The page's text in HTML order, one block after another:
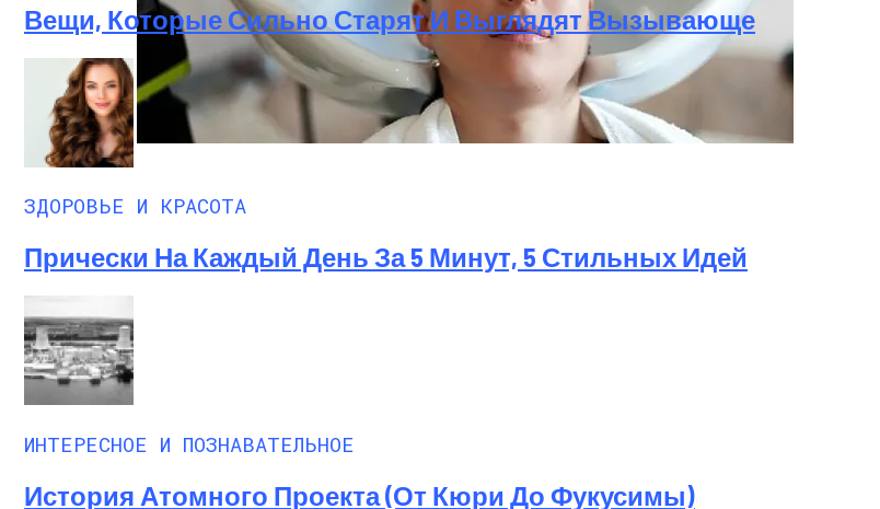
Вещи, Которые Сильно Старят И Выглядят Вызывающе
ЗДОРОВЬЕ И КРАСОТА
Прически На Каждый День За 5 Минут, 5 Стильных Идей
ИНТЕРЕСНОЕ И ПОЗНАВАТЕЛЬНОЕ
История Атомного Проекта (от Кюри До Фукусимы)